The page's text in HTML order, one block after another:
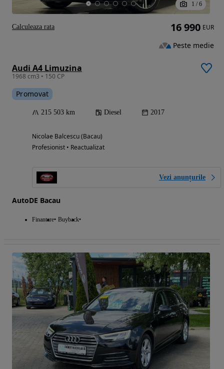
1 / 6
Audi A4 Limuzina
1968 cm3 • 150 CP
Promovat
215 503 km Diesel 2017
Nicolae Balcescu (Bacau)
Profesionist • Reactualizat
Vezi anunțurile
AutoDE Bacau
Finantare Buyback
16 990 EUR
Peste medie
Calculeaza rata